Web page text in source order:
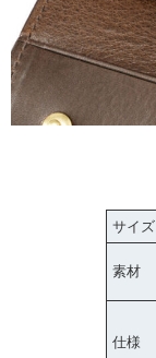
サイズ
素材
仕様